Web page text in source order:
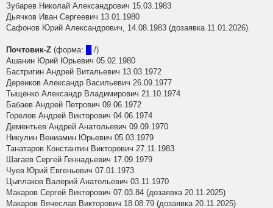
Зубарев Николай Александрович 15.03.1983
Дьячков Иван Сергеевич 13.01.1980
Сафонов Юрий Александрович, 14.08.1983 (дозаявка 11.01.2026).
Почтовик-Z (форма:
/)
Ашанин Юрий Юрьевич 05.02.1980
Бастригин Андрей Витальевич 13.03.1972
Деренков Александр Васильевич 26.09.1977
Тыщенко Александр Владимирович 21.10.1974
Бабаев Андрей Петрович 09.06.1972
Горелов Андрей Викторович 04.06.1974
Дементьев Андрей Анатольевич 09.09.1970
Никулин Вениамин Юрьевич 05.03.1979
Танатаров Константин Викторович 27.11.1983
Шагаев Сергей Геннадьевич 17.09.1979
Чуев Юрий Евгеньевич 07.01.1973
Цыплаков Валерий Анатольевич 03.11.1970
Макаров Сергей Викторович 07.03.84 (дозаявка 20.11.2025)
Макаров Вячеслав Викторович 18.08.79 (дозаявка 20.11.2025)